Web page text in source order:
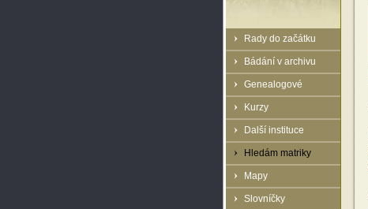
Rady do začátku
Bádání v archivu
Genealogové
Kurzy
Další instituce
Hledám matriky
Mapy
Slovníčky